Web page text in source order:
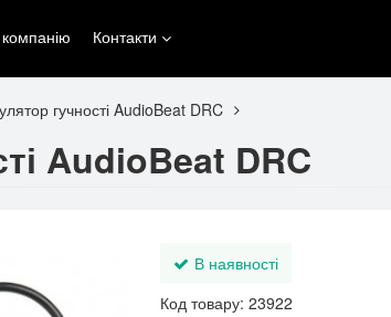
Контакти
гучності AudioBeat DRC
AudioBeat DRC
В наявності
Код товару: 23922